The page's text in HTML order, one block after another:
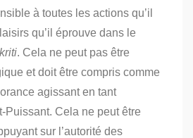
à toutes les actions qu’il
qu’il éprouve dans le
. Cela ne peut pas être
et doit être compris comme
agissant en tant
Puissant. Cela ne peut être
sur l’autorité des